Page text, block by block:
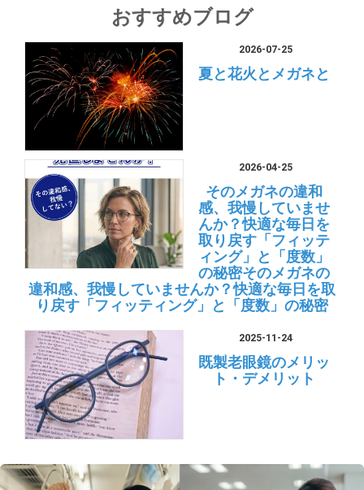
おすすめブログ
2026-07-25
夏と花火とメガネと
2026-04-25
そのメガネの違和
感、我慢していませ
んか？快適な毎日を
取り戻す「フィッテ
ィング」と「度数」
の秘密そのメガネの
違和感、我慢していませんか？快適な毎日を取
り戻す「フィッティング」と「度数」の秘密
2025-11-24
既製老眼鏡のメリッ
ト・デメリット